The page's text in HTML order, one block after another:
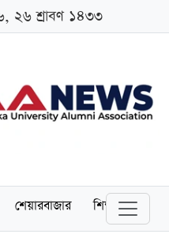
২৬ শ্রাবণ ১৪৩৩
শেয়ারবাজার শিক্ষা